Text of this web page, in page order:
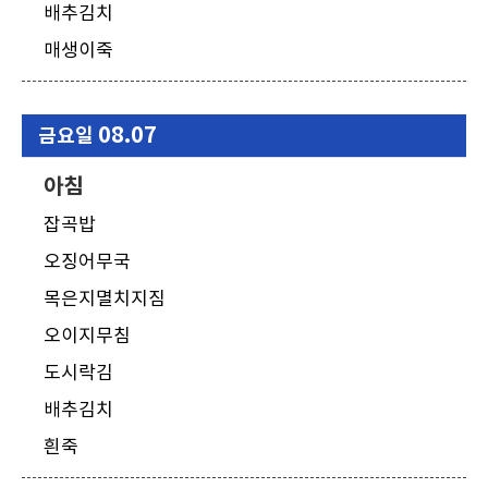
배추김치
매생이죽
금요일 08.07
아침
잡곡밥
오징어무국
목은지멸치지짐
오이지무침
도시락김
배추김치
흰죽